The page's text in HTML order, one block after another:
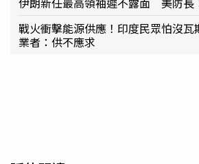
戰火衝擊能源供應！印度民眾怕沒
業者：供不應求